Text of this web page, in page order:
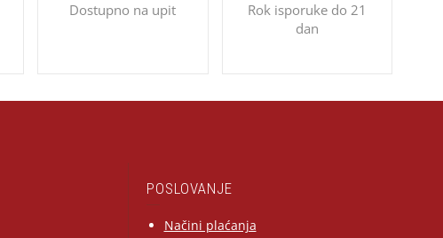
Dostupno na upit
Rok isporuke do 21
dan
POSLOVANJE
Načini plaćanja